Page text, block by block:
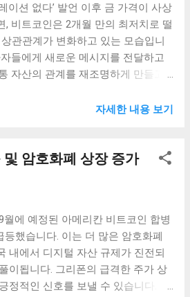
은행과의 마찰 문제 암호화폐의 사용
운 투자 기회의 장을 열어주었지만,
제를 야기하고 있다. 특히 호주에서...
의 안전한 관리, 거래 및 규제 준수를
함합니다. 기관 투자자들은 US 뱅콥
호화폐에 투자할 수 있는 환경이 조
디지털 자산의 유입을 촉진시키며,
향을 미칠 것으로 예상됩니다. US 뱅
션을 제공합니다. 이는 개인 투자자
하기 때문에, US 뱅콥과 같은 금융
디지털 자산 수탁 서비스의 중요성
자산을 관리하고 있으며, 이러한 자
적입니다. US 뱅콥은 이러한 기관
비...
이션 없다’ 발언 이후 금 가격이 사상
, 비트코인은 2개월 만의 최저치로 떨
관관계가 변화하고 있는 모습입니
들에게 새로운 메시지를 전달하고
자산의 관계를 재조명하게 만들고
칠 가능성이 있습니다. 금 가격 최고치
은 우려가 쌓여 있었고, 통화정책의
‘인플레이션 없다’는 발언을 하면서
의 흐름 또한 중요한 역할을 했습니
로벌 이슈는 금의 공급을 제한할 수
기여했습니다. 이러한 흐름은 투자
안전 자산의 선호도를 높이게 만들
, 유럽과 미국에서의 중앙은행 정책
자세한 내용 보기
암호화폐 상장 증가
에 예정된 아메리칸 비트코인 합병
등했습니다. 이는 더 많은 암호화폐
내에서 디지털 자산 규제가 진전되
이됩니다. 그리폰의 급격한 주가 상
정적인 신호를 보낼 수 있습니다. 그